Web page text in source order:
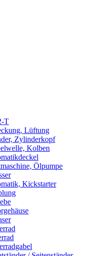
T
Lüftung
Zylinderkopf
Kolben
Ölpumpe
Kickstarter